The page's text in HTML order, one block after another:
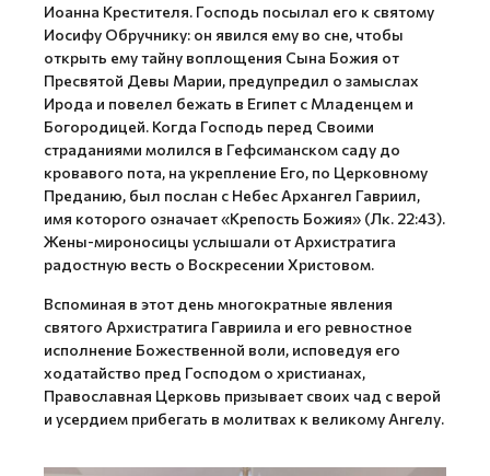
Иоанна Крестителя. Господь посылал его к святому
Иосифу Обручнику: он явился ему во сне, чтобы
открыть ему тайну воплощения Сына Божия от
Пресвятой Девы Марии, предупредил о замыслах
Ирода и повелел бежать в Египет с Младенцем и
Богородицей. Когда Господь перед Своими
страданиями молился в Гефсиманском саду до
кровавого пота, на укрепление Его, по Церковному
Преданию, был послан с Небес Архангел Гавриил,
имя которого означает «Крепость Божия» (Лк. 22:43).
Жены-мироносицы услышали от Архистратига
радостную весть о Воскресении Христовом.
Вспоминая в этот день многократные явления
святого Архистратига Гавриила и его ревностное
исполнение Божественной воли, исповедуя его
ходатайство пред Господом о христианах,
Православная Церковь призывает своих чад с верой
и усердием прибегать в молитвах к великому Ангелу.